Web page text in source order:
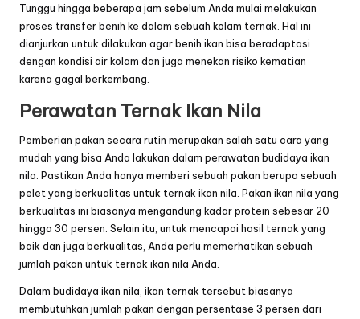
Tunggu hingga beberapa jam sebelum Anda mulai melakukan
proses transfer benih ke dalam sebuah kolam ternak. Hal ini
dianjurkan untuk dilakukan agar benih ikan bisa beradaptasi
dengan kondisi air kolam dan juga menekan risiko kematian
karena gagal berkembang.
Perawatan Ternak Ikan Nila
Pemberian pakan secara rutin merupakan salah satu cara yang
mudah yang bisa Anda lakukan dalam perawatan budidaya ikan
nila. Pastikan Anda hanya memberi sebuah pakan berupa sebuah
pelet yang berkualitas untuk ternak ikan nila. Pakan ikan nila yang
berkualitas ini biasanya mengandung kadar protein sebesar 20
hingga 30 persen. Selain itu, untuk mencapai hasil ternak yang
baik dan juga berkualitas, Anda perlu memerhatikan sebuah
jumlah pakan untuk ternak ikan nila Anda.
Dalam budidaya ikan nila, ikan ternak tersebut biasanya
membutuhkan jumlah pakan dengan persentase 3 persen dari